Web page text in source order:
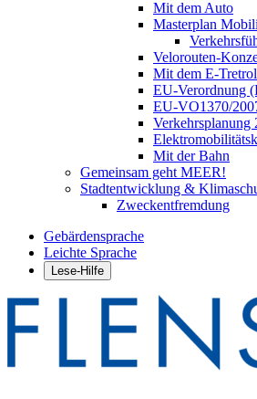
Mit dem Auto
Masterplan
Velorouten-
Mit dem E-
EU-Verordnung
EU-VO1370/
Verkehrsplanung
Mit der Bahn
Gemeinsam geht MEER!
Stadtentwicklung &
Zweckentfremdung
Gebärdensprache
Leichte Sprache
Lese-Hilfe